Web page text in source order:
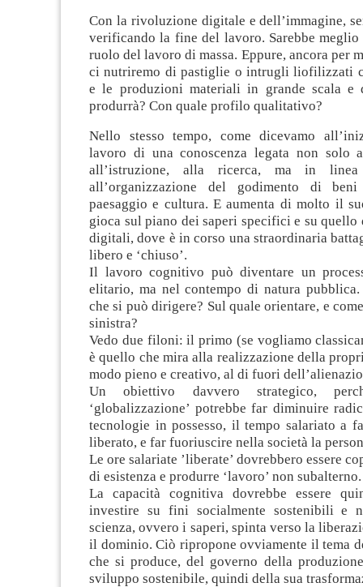
Con la rivoluzione digitale e dell’immagine,
verificando la fine del lavoro. Sarebbe
ruolo del lavoro di massa. Eppure, ancora per
ci nutriremo di pastiglie o intrugli liofilizzati
e le produzioni materiali in grande scala e
produrrà? Con quale profilo qualitativo?
Nello stesso tempo, come dicevamo
lavoro di una conoscenza legata non solo
all’istruzione, alla ricerca, ma in
all’organizzazione del godimento di
paesaggio e cultura. E aumenta di molto il
gioca sul piano dei saperi specifici e su quello
digitali, dove è in corso una straordinaria
libero e ‘chiuso’.
Il lavoro cognitivo può diventare un
elitario, ma nel contempo di natura pubblica.
che si può dirigere? Sul quale orientare, e
sinistra?
Vedo due filoni: il primo (se vogliamo
è quello che mira alla realizzazione della
modo pieno e creativo, al di fuori
Un obiettivo davvero strategico,
‘globalizzazione’ potrebbe far diminuire
tecnologie in possesso, il tempo salariato a
liberato, e far fuoriuscire nella società la
Le ore salariate ’liberate’ dovrebbero essere
di esistenza e produrre ‘lavoro’ non subalterno.
La capacità cognitiva dovrebbe essere
investire su fini socialmente sostenibili e
scienza, ovvero i saperi, spinta verso la
il dominio. Ciò ripropone ovviamente il tema
che si produce, del governo della
sviluppo sostenibile, quindi della sua